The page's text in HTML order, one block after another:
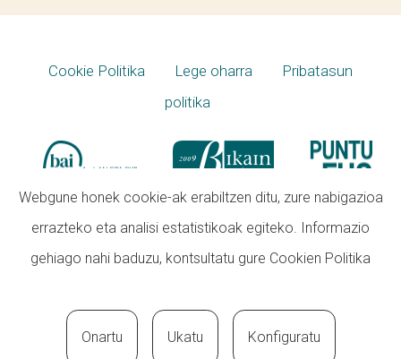
Cookie Politika Lege oharra
Pribatasun
politika
Webgune honek cookie-ak erabiltzen ditu, zure nabigazioa
errazteko eta analisi estatistikoak egiteko. Informazio
gehiago nahi baduzu, kontsultatu gure Cookien Politika
Onartu Ukatu Konfiguratu